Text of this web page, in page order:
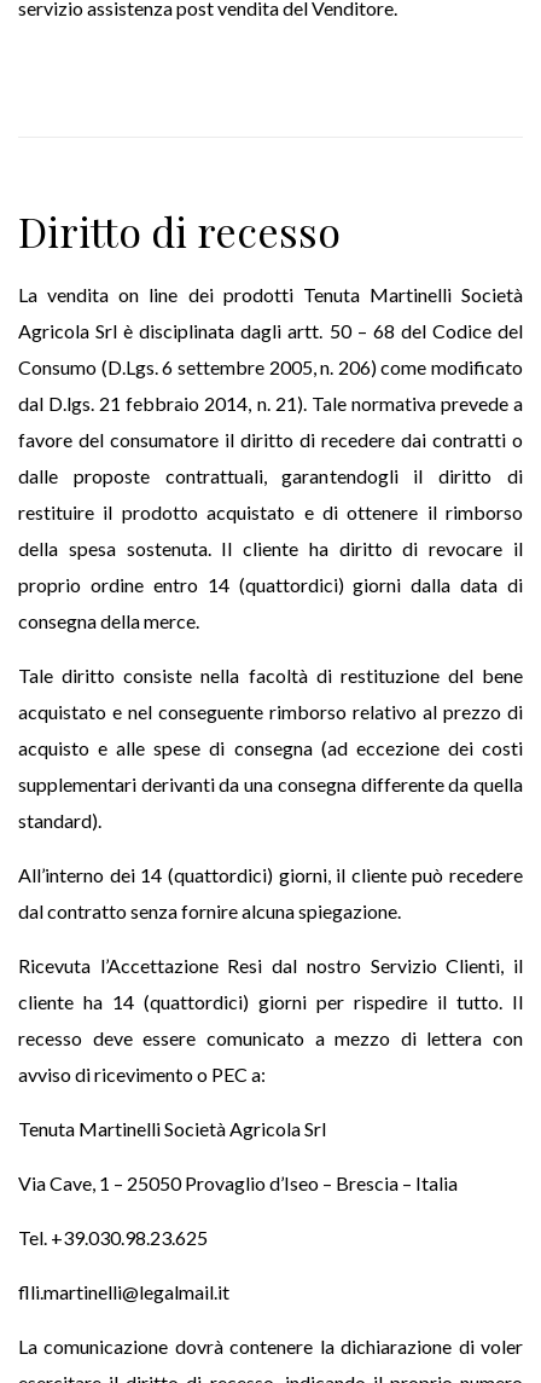
servizio assistenza post vendita del Venditore.
Diritto di recesso
La vendita on line dei prodotti Tenuta Martinelli Società
Agricola Srl è disciplinata dagli artt. 50 – 68 del Codice del
Consumo (D.Lgs. 6 settembre 2005, n. 206) come modificato
dal D.lgs. 21 febbraio 2014, n. 21). Tale normativa prevede a
favore del consumatore il diritto di recedere dai contratti o
dalle proposte contrattuali, garantendogli il diritto di
restituire il prodotto acquistato e di ottenere il rimborso
della spesa sostenuta. Il cliente ha diritto di revocare il
proprio ordine entro 14 (quattordici) giorni dalla data di
consegna della merce.
Tale diritto consiste nella facoltà di restituzione del bene
acquistato e nel conseguente rimborso relativo al prezzo di
acquisto e alle spese di consegna (ad eccezione dei costi
supplementari derivanti da una consegna differente da quella
standard).
All’interno dei 14 (quattordici) giorni, il cliente può recedere
dal contratto senza fornire alcuna spiegazione.
Ricevuta l’Accettazione Resi dal nostro Servizio Clienti, il
cliente ha 14 (quattordici) giorni per rispedire il tutto. Il
recesso deve essere comunicato a mezzo di lettera con
avviso di ricevimento o PEC a:
Tenuta Martinelli Società Agricola Srl
Via Cave, 1 – 25050 Provaglio d’Iseo – Brescia – Italia
Tel. +39.030.98.23.625
flli.martinelli@legalmail.it
La comunicazione dovrà contenere la dichiarazione di voler